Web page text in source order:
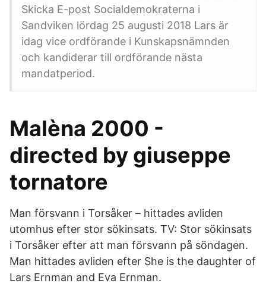
Skicka E-post Socialdemokraterna i
Sandviken lördag 25 augusti 2018 Lars är
idag vice ordförande i Kunskapsnämnden
och kandiderar till ordförande nästa
mandatperiod.
Malèna 2000 -
directed by giuseppe
tornatore
Man försvann i Torsåker – hittades avliden
utomhus efter stor sökinsats. TV: Stor sökinsats
i Torsåker efter att man försvann på söndagen.
Man hittades avliden efter She is the daughter of
Lars Ernman and Eva Ernman.